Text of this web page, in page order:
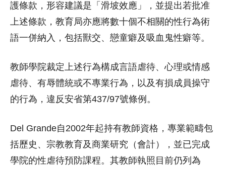
護條款，形容建議是「滑坡效應」，並提出若批准
上述條款，教育局亦應將數十個不相關的性行為術
語一併納入，包括獸交、戀童癖及吸血鬼性癖等。
教師學院裁定上述行為構成言語虐待、心理或情感
虐待、有辱體統或不專業行為，以及有損成員操守
的行為，違反安省第437/97號條例。
Del Grande自2002年起持有教師資格，專業範疇包
括歷史、宗教教育及商業研究（會計），並已完成
學院的性虐待預防課程。其教師執照目前仍列為